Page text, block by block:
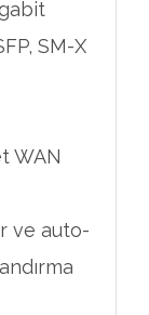
SM-X
WAN
ve auto-